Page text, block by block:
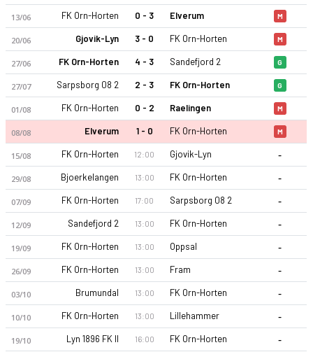
FK Orn-Horten 2026 sezonu | 3. Lig Grup 6'de 7. sırada,
13/06 FK Orn-Horten 0 - 3 Elverum M
20/06 Gjovik-Lyn 3 - 0 FK Orn-Horten M
27/06 FK Orn-Horten 4 - 3 Sandefjord 2 G
27/07 Sarpsborg 08 2 2 - 3 FK Orn-Horten G
01/08 FK Orn-Horten 0 - 2 Raelingen M
08/08 Elverum 1 - 0 FK Orn-Horten M
15/08 FK Orn-Horten 12:00 Gjovik-Lyn -
29/08 Bjoerkelangen 13:00 FK Orn-Horten -
07/09 FK Orn-Horten 17:00 Sarpsborg 08 2 -
12/09 Sandefjord 2 13:00 FK Orn-Horten -
19/09 FK Orn-Horten 13:00 Oppsal -
26/09 FK Orn-Horten 13:00 Fram -
03/10 Brumundal 13:00 FK Orn-Horten -
10/10 FK Orn-Horten 13:00 Lillehammer -
19/10 Lyn 1896 FK II 16:00 FK Orn-Horten -